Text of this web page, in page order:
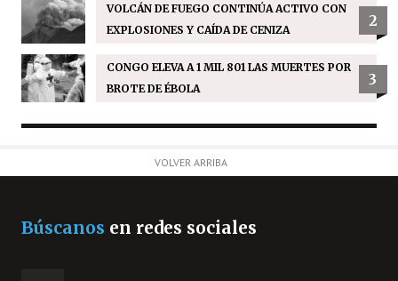
VOLCÁN DE FUEGO CONTINÚA ACTIVO CON
EXPLOSIONES Y CAÍDA DE CENIZA
2
CONGO ELEVA A 1 MIL 801 LAS MUERTES POR
BROTE DE ÉBOLA
3
VOLVER ARRIBA
Búscanos en redes sociales